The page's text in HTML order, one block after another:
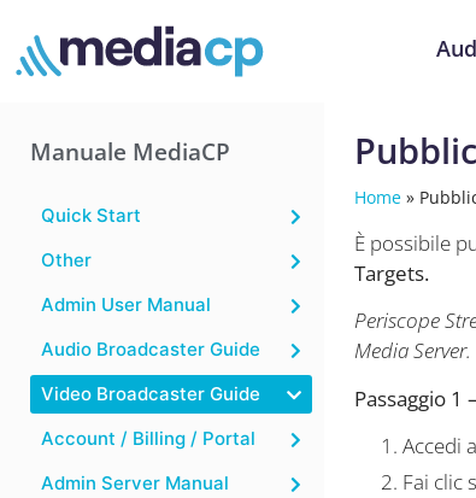
Manuale MediaCP
Quick Start
Other
Admin User Manual
Audio Broadcaster Guide
Video Broadcaster Guide
Account / Billing / Portal
Admin Server Manual
Home»
È possibile
Targets.
Periscope
Media Server.
Passaggio 1
Accedi a
Fai clic